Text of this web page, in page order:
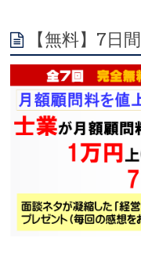
【無料】7日